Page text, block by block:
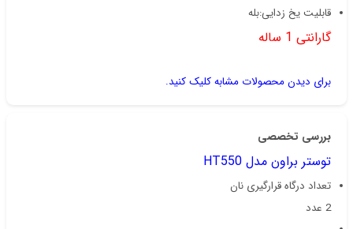
قابلیت یخ زدایی:بله
گارانتی 1 ساله
برای دیدن محصولات مشابه کلیک کنید.
بررسی تخصصی
توستر براون مدل HT550
تعداد درگاه قرارگیری نان
2 عدد